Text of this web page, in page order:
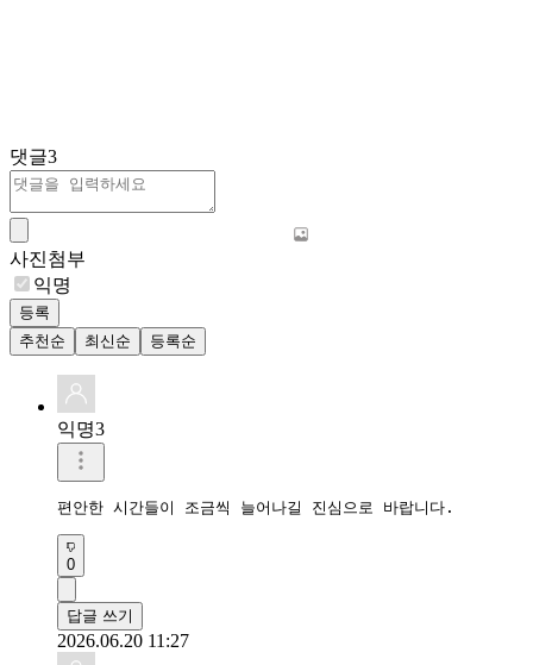
댓글3
사진첨부
익명
등록
추천순
최신순 등록순
익명3
편안한 시간들이 조금씩 늘어나길 진심으로 바랍니다.
0
답글 쓰기
2026.06.20 11:27